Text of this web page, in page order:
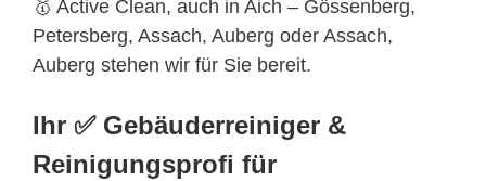
🥇 Active Clean, auch in Aich – Gössenberg,
Petersberg, Assach, Auberg oder Assach,
Auberg stehen wir für Sie bereit.
Ihr ✅ Gebäuderreiniger &
Reinigungsprofi für